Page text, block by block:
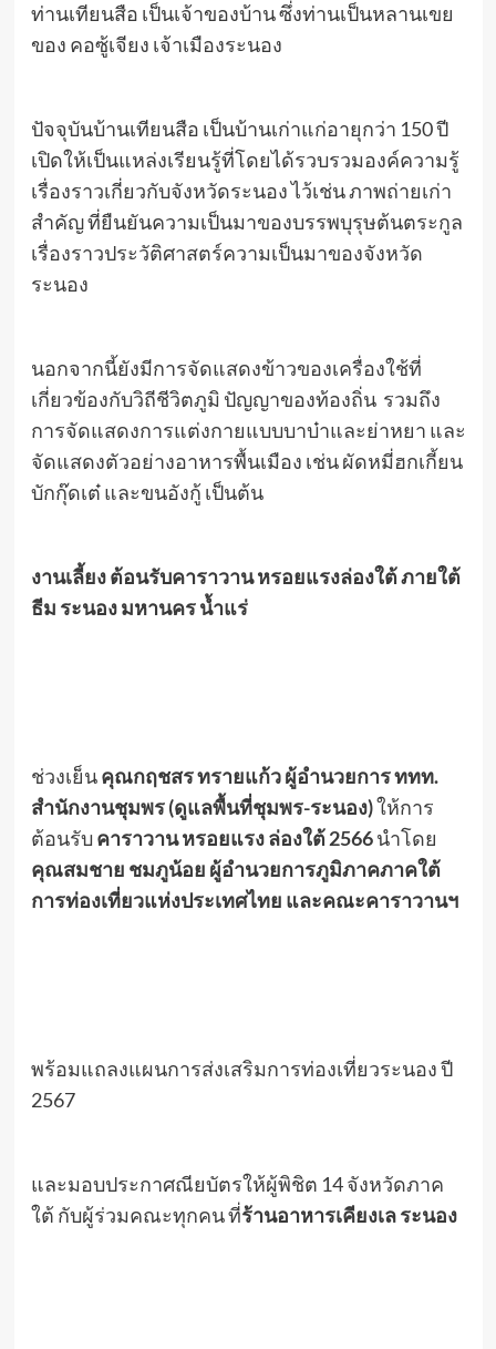
ท่านเทียนสือ เป็นเจ้าของบ้าน ซึ่งท่านเป็นหลานเขย
ของ คอซู้เจียง เจ้าเมืองระนอง
ปัจจุบันบ้านเทียนสือ เป็นบ้านเก่าแก่อายุกว่า 150 ปี
เปิดให้เป็นแหล่งเรียนรู้ที่โดยได้รวบรวมองค์ความรู้
เรื่องราวเกี่ยวกับจังหวัดระนอง ไว้เช่น ภาพถ่ายเก่า
สำคัญ ที่ยืนยันความเป็นมาของบรรพบุรุษต้นตระกูล
เรื่องราวประวัติศาสตร์ความเป็นมาของจังหวัด
ระนอง
นอกจากนี้ยังมีการจัดแสดงข้าวของเครื่องใช้ที่
เกี่ยวข้องกับวิถีชีวิตภูมิ ปัญญาของท้องถิ่น รวมถึง
การจัดแสดงการแต่งกายแบบบาบ๋าและย่าหยา และ
จัดแสดงตัวอย่างอาหารพื้นเมือง เช่น ผัดหมี่ฮกเกี้ยน
บักกุ๊ดเต๋ และขนอังกู้ เป็นต้น
งานเลี้ยง ต้อนรับคาราวาน หรอยแรงล่องใต้ ภายใต้
ธีม ระนอง มหานคร น้ำแร่
ช่วงเย็นคุณกฤชสร ทรายแก้ว ผู้อำนวยการ ททท.
สำนักงานชุมพร (ดูแลพื้นที่ชุมพร-ระนอง)ให้การ
ต้อนรับคาราวาน หรอยแรง ล่องใต้2566นำโดย
คุณสมชาย ชมภูน้อย ผู้อำนวยการภูมิภาคภาคใต้
การท่องเที่ยวแห่งประเทศไทย และคณะคาราวานฯ
พร้อมแถลงแผนการส่งเสริมการท่องเที่ยวระนอง ปี
2567
และมอบประกาศณียบัตรให้ผู้พิชิต 14 จังหวัดภาค
ใต้ กับผู้ร่วมคณะทุกคน ที่ร้านอาหารเคียงเล ระนอง